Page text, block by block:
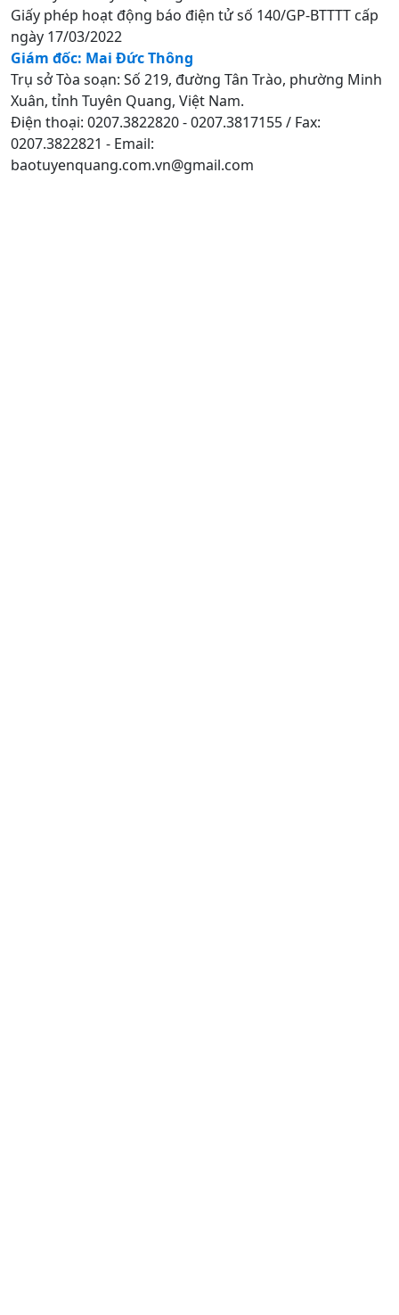
Giấy phép hoạt động báo điện tử số 140/GP-BTTTT cấp
ngày 17/03/2022
Giám đốc: Mai Đức Thông
Trụ sở Tòa soạn: Số 219, đường Tân Trào, phường Minh
Xuân, tỉnh Tuyên Quang, Việt Nam.
Điện thoại: 0207.3822820 - 0207.3817155 / Fax:
0207.3822821 - Email:
baotuyenquang.com.vn@gmail.com